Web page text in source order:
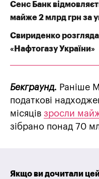
Сенс Банк
майже 2 млрд грн за
Свириденко
«Нафтогазу України»
Бекграунд. Раніше
податкові
місяців зросли
зібрано понад 70
Якщо ви дочитали